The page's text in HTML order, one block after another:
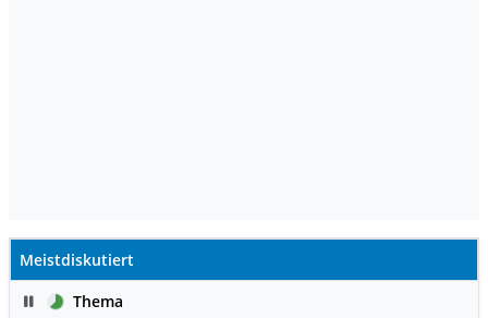
Meistdiskutiert
PauseThema